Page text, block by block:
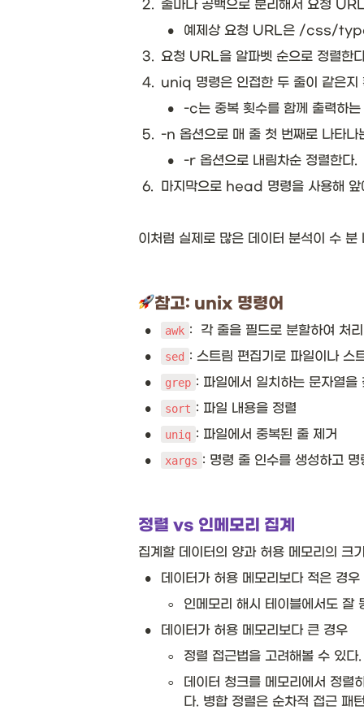
2. 줄마다 공백으로 분리해서 요청
•
예제상 요청 URL은 /css/
3. 요청 URL을 알파벳 순으로 정렬한
4. uniq 명령은 인접한 두 줄이 같은지
•
-c는 중복 횟수를 함께 출력하
5. -n 옵션으로 매 줄 첫 번째로 나타
•
-r 옵션으로 내림차순 정렬한다.
6. 마지막으로 head 명령을 사용해
이처럼 실제로 많은 데이터 분석이 수
참고: unix 명령어
• awk :  각 줄을 필드로 분할하여 처
• sed : 스트림 편집기로 파일이나 스
• grep : 파일에서 일치하는 문자열을
• sort : 파일 내용을 정렬
• uniq : 파일에서 중복된 줄 제거
• xargs : 명령 줄 인수를 생성하고
정렬 vs 인메모리 집계
집계할 데이터의 양과 허용 메모리의 크
• 데이터가 허용 메모리보다 적은 경우
◦ 인메모리 해시 테이블에서도 잘
• 데이터가 허용 메모리보다 큰 경우
◦ 정렬 접근법을 고려해볼 수 있
◦
데이터 청크를 메모리에서 정렬
다. 병합 정렬은 순차적 접근 패